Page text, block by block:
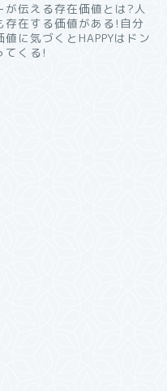
が伝える存在価値とは?人
存在する価値がある!自分
値に気づくとHAPPYはドン
てくる!